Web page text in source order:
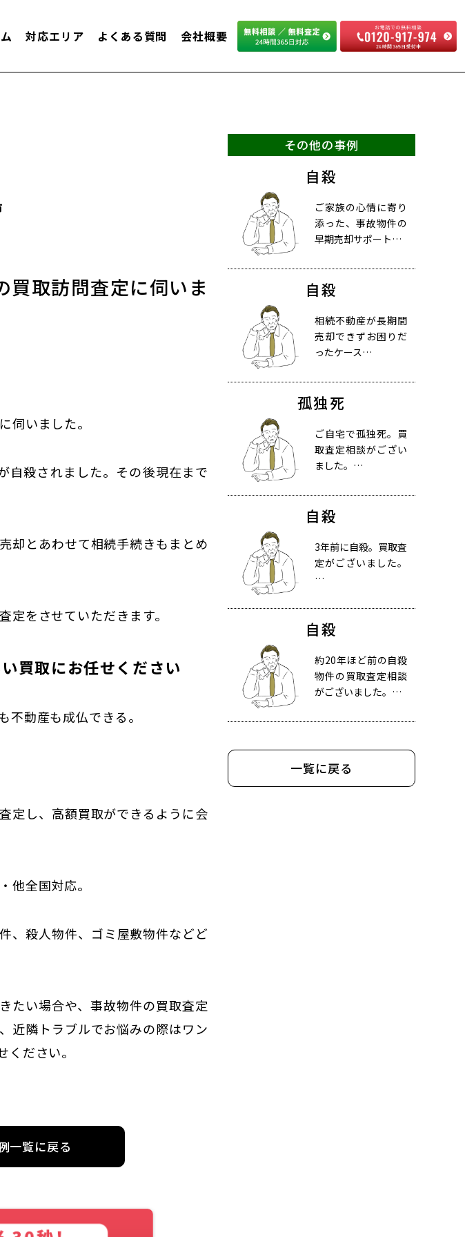
対応エリア よくある質問 会社概要
買取訪問査定に伺いま
伺いました。
自殺されました。その後現在まで
却とあわせて相続手続きもまとめ
をさせていただきます。
買取にお任せください
動産も成仏できる。
定し、高額買取ができるように会
他全国対応。
、殺人物件、ゴミ屋敷物件などど
たい場合や、事故物件の買取査定
近隣トラブルでお悩みの際はワン
ださい。
一覧に戻る
その他の事例
自殺
ご家族の心情に寄り
添った、事故物件の
早期売却サポート…
自殺
相続不動産が長期間
売却できずお困りだ
ったケース…
孤独死
ご自宅で孤独死。買
取査定相談がござい
ました。…
自殺
3年前に自殺。買取査
定がございました。
…
自殺
約20年ほど前の自殺
物件の買取査定相談
がございました。…
一覧に戻る